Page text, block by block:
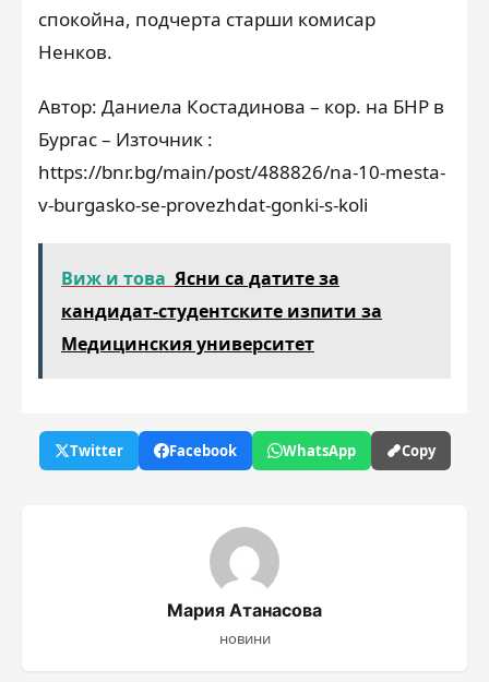
спокойна, подчерта старши комисар
Ненков.
Автор: Даниела Костадинова – кор. на БНР в
Бургас – Източник :
https://bnr.bg/main/post/488826/na-10-mesta-
v-burgasko-se-provezhdat-gonki-s-koli
Виж и това Ясни са датите за
кандидат-студентските изпити за
Медицинския университет
Twitter Facebook WhatsApp Copy
Мария Атанасова
новини